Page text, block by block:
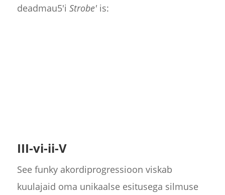
deadmau5'i Strobe'is:
III-vi-ii-V
See funky akordiprogressioon viskab
kuulajaid oma unikaalse esitusega silmuse